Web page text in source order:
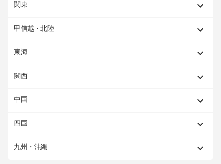
関東
甲信越・北陸
東海
関西
中国
四国
九州・沖縄